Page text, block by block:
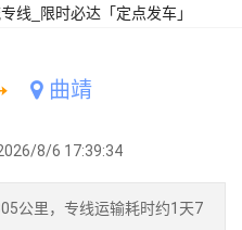
线_限时必达「定点发车」
曲靖
8/6 17:39:34
公里，专线运输耗时约1天7